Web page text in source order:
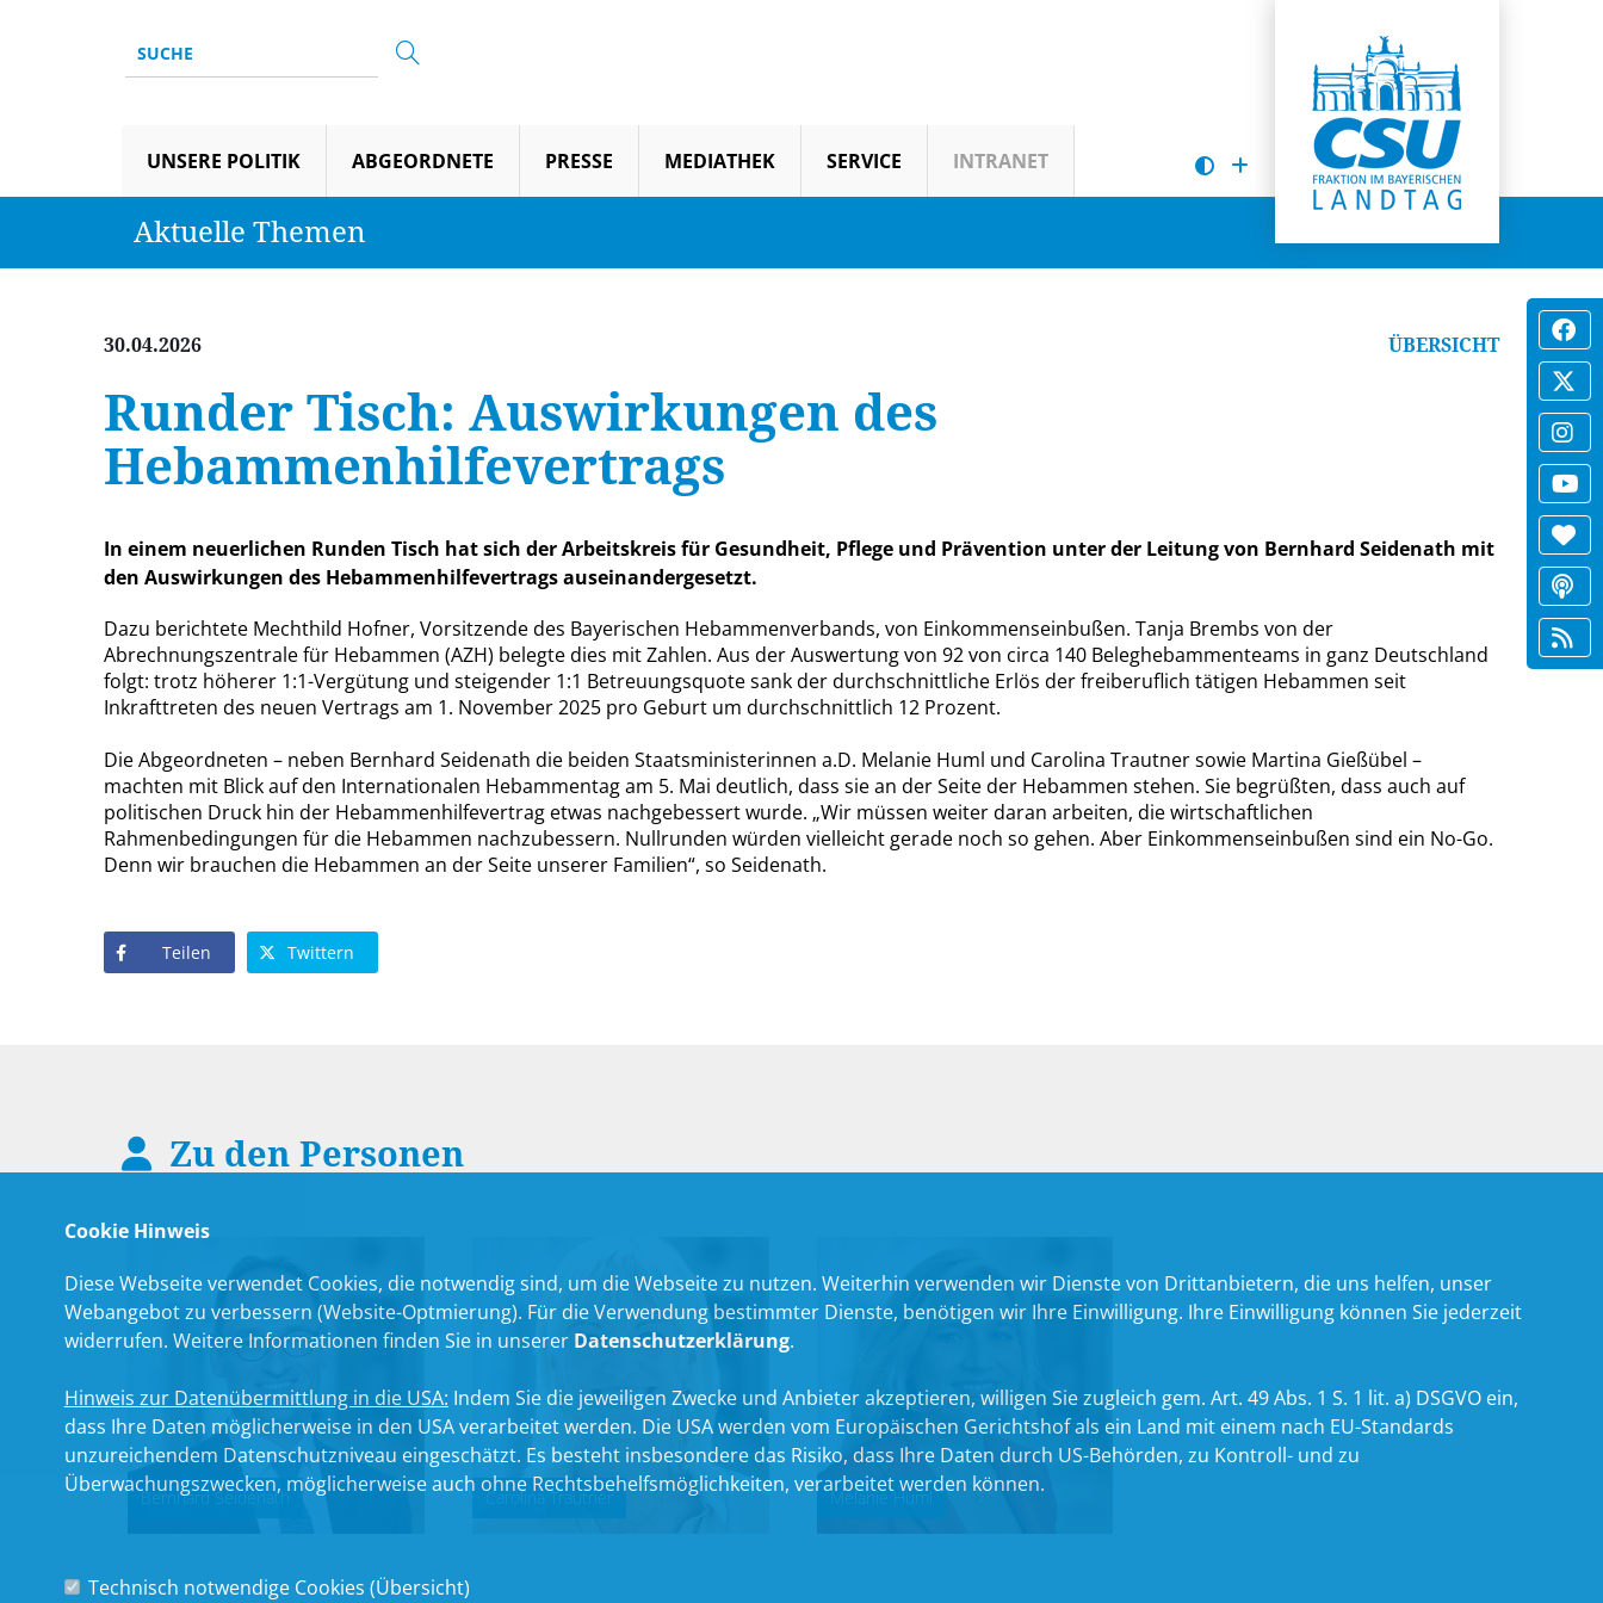
UNSERE POLITIK ABGEORDNETE PRESSE MEDIATHEK SERVICE INTRANET
Aktuelle Themen
30.04.2026 ÜBERSICHT
Runder Tisch: Auswirkungen des
Hebammenhilfevertrags
In einem neuerlichen Runden Tisch hat sich der Arbeitskreis für Gesundheit, Pflege und Prävention unter der Leitung von Bernhard Seidenath mit
den Auswirkungen des Hebammenhilfevertrags auseinandergesetzt.
Dazu berichtete Mechthild Hofner, Vorsitzende des Bayerischen Hebammenverbands, von Einkommenseinbußen. Tanja Brembs von der
Abrechnungszentrale für Hebammen (AZH) belegte dies mit Zahlen. Aus der Auswertung von 92 von circa 140 Beleghebammenteams in ganz Deutschland
folgt: trotz höherer 1:1-Vergütung und steigender 1:1 Betreuungsquote sank der durchschnittliche Erlös der freiberuflich tätigen Hebammen seit
Inkrafttreten des neuen Vertrags am 1. November 2025 pro Geburt um durchschnittlich 12 Prozent.
Die Abgeordneten – neben Bernhard Seidenath die beiden Staatsministerinnen a.D. Melanie Huml und Carolina Trautner sowie Martina Gießübel –
machten mit Blick auf den Internationalen Hebammentag am 5. Mai deutlich, dass sie an der Seite der Hebammen stehen. Sie begrüßten, dass auch auf
politischen Druck hin der Hebammenhilfevertrag etwas nachgebessert wurde. „Wir müssen weiter daran arbeiten, die wirtschaftlichen
Rahmenbedingungen für die Hebammen nachzubessern. Nullrunden würden vielleicht gerade noch so gehen. Aber Einkommenseinbußen sind ein No-Go.
Denn wir brauchen die Hebammen an der Seite unserer Familien“, so Seidenath.
Teilen Twittern
Zu den Personen
Bernhard Seidenath Carolina Trautner Melanie Huml
Cookie Hinweis
Diese Webseite verwendet Cookies, die notwendig sind, um die Webseite zu nutzen. Weiterhin verwenden wir Dienste von Drittanbietern, die uns helfen, unser
Webangebot zu verbessern (Website-Optmierung). Für die Verwendung bestimmter Dienste, benötigen wir Ihre Einwilligung. Ihre Einwilligung können Sie jederzeit
widerrufen. Weitere Informationen finden Sie in unserer Datenschutzerklärung.
Hinweis zur Datenübermittlung in die USA: Indem Sie die jeweiligen Zwecke und Anbieter akzeptieren, willigen Sie zugleich gem. Art. 49 Abs. 1 S. 1 lit. a) DSGVO ein,
dass Ihre Daten möglicherweise in den USA verarbeitet werden. Die USA werden vom Europäischen Gerichtshof als ein Land mit einem nach EU-Standards
unzureichendem Datenschutzniveau eingeschätzt. Es besteht insbesondere das Risiko, dass Ihre Daten durch US-Behörden, zu Kontroll- und zu
Überwachungszwecken, möglicherweise auch ohne Rechtsbehelfsmöglichkeiten, verarbeitet werden können.
Technisch notwendige Cookies (Übersicht)